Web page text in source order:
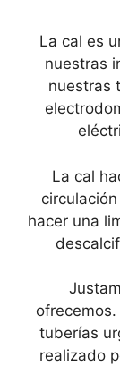
La cal es
nuestras
nuestras
La cal
hacer una
tuberías
realizado